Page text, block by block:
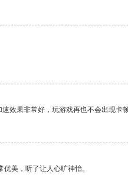
效果非常好，玩游戏再也不会出现卡
美，听了让人心旷神怡。